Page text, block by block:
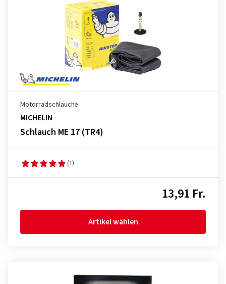
Motorradschläuche
MICHELIN
Schlauch ME 17 (TR4)
(1)
13,91 Fr.
Artikel wählen